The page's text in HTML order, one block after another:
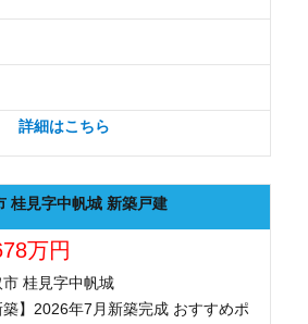
詳細はこちら
桂見字中帆城 新築戸建
万円
市 桂見字中帆城
築】2026年7月新築完成 おすすめポ